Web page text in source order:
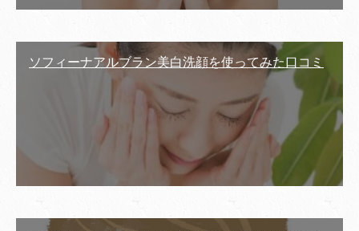
ソフィーナアルブラン美白洗顔を使ってみた口コミ